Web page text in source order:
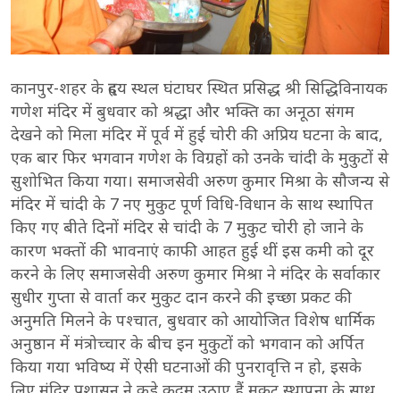
कानपुर-शहर के हृदय स्थल घंटाघर स्थित प्रसिद्ध श्री सिद्धिविनायक
गणेश मंदिर में बुधवार को श्रद्धा और भक्ति का अनूठा संगम
देखने को मिला मंदिर में पूर्व में हुई चोरी की अप्रिय घटना के बाद,
एक बार फिर भगवान गणेश के विग्रहों को उनके चांदी के मुकुटों से
सुशोभित किया गया। समाजसेवी अरुण कुमार मिश्रा के सौजन्य से
मंदिर में चांदी के 7 नए मुकुट पूर्ण विधि-विधान के साथ स्थापित
किए गए बीते दिनों मंदिर से चांदी के 7 मुकुट चोरी हो जाने के
कारण भक्तों की भावनाएं काफी आहत हुई थीं इस कमी को दूर
करने के लिए समाजसेवी अरुण कुमार मिश्रा ने मंदिर के सर्वाकार
सुधीर गुप्ता से वार्ता कर मुकुट दान करने की इच्छा प्रकट की
अनुमति मिलने के पश्चात, बुधवार को आयोजित विशेष धार्मिक
अनुष्ठान में मंत्रोच्चार के बीच इन मुकुटों को भगवान को अर्पित
किया गया भविष्य में ऐसी घटनाओं की पुनरावृत्ति न हो, इसके